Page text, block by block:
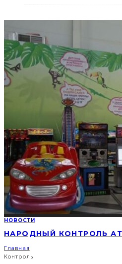
НОВОСТИ
НАРОДНЫЙ КОНТРОЛЬ
Главная
Контроль